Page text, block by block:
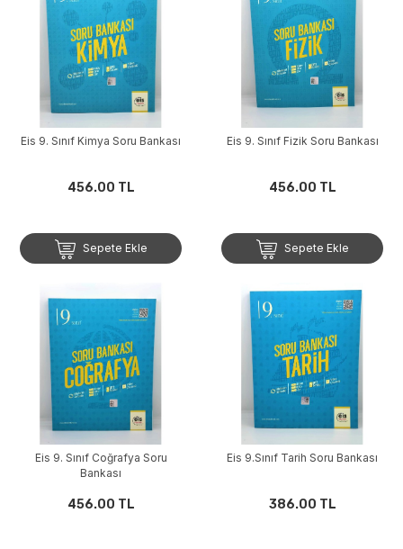
Eis 9. Sınıf Kimya Soru Bankası
456.00 TL
Sepete Ekle
Eis 9. Sınıf Fizik Soru Bankası
456.00 TL
Sepete Ekle
Eis 9. Sınıf Coğrafya Soru
Bankası
456.00 TL
Eis 9.Sınıf Tarih Soru Bankası
386.00 TL